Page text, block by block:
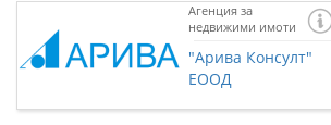
Агенция за
недвижими имоти
"Арива Консулт"
ЕООД